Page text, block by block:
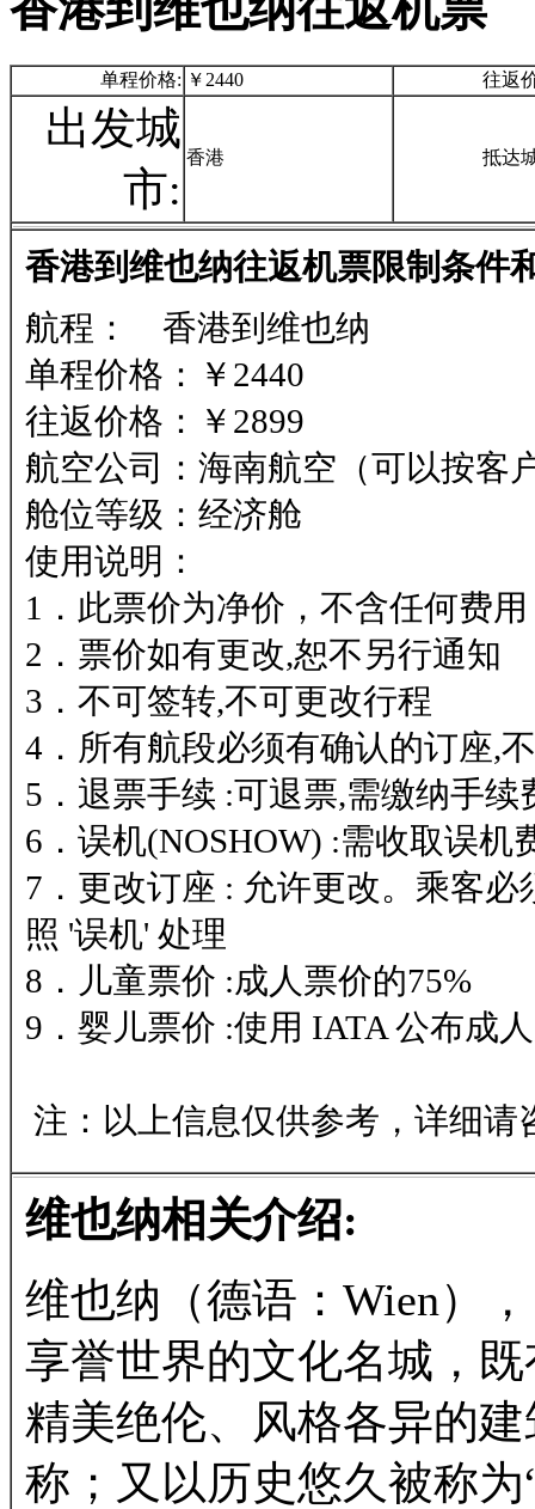
单程价格: ￥2440 往返
出发城
市:
香港 抵达
香港到维也纳往返机票限制条件
航程： 香港到维也纳
单程价格：￥2440
往返价格：￥2899
航空公司：海南航空（可以按客
舱位等级：经济舱
使用说明：
1．此票价为净价，不含任何费用
2．票价如有更改,恕不另行通知
3．不可签转,不可更改行程
4．所有航段必须有确认的订座,
5．退票手续 :可退票,需缴纳手续
6．误机(NOSHOW) :需收取误机
7．更改订座 : 允许更改。乘客
照 '误机' 处理
8．儿童票价 :成人票价的75%
9．婴儿票价 :使用 IATA 公布成
注：以上信息仅供参考，详细请
维也纳相关介绍:
维也纳（德语：Wien）
享誉世界的文化名城，
精美绝伦、风格各异的
称；又以历史悠久被称